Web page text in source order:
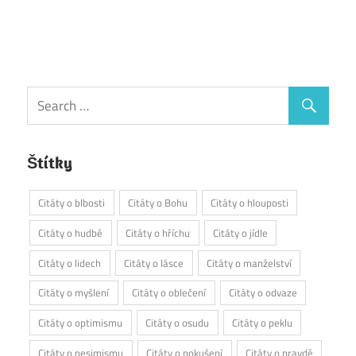
Štítky
Citáty o blbosti Citáty o Bohu
Citáty o hlouposti
Citáty o hudbě
Citáty o hříchu
Citáty o jídle
Citáty o lidech
Citáty o lásce
Citáty o manželství
Citáty o myšlení
Citáty o oblečení
Citáty o odvaze
Citáty o optimismu
Citáty o osudu
Citáty o peklu
Citáty o pesimismu
Citáty o pokušení Citáty o pravdě